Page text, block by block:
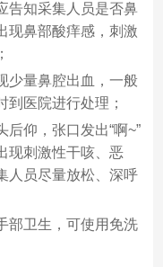
告知采集人员是否鼻
现鼻部酸痒感，刺激
少量鼻腔出血，一般
医院进行处理；
仰，张口发出“啊~”
现刺激性干咳、恶
人员尽量放松、深呼
部卫生，可使用免洗